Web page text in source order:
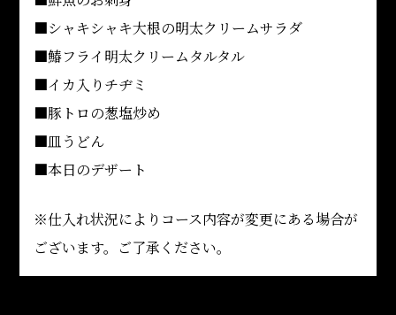
■シャキシャキ大根の明太クリームサラダ
■鰆フライ明太クリームタルタル
■イカ入りチヂミ
■豚トロの葱塩炒め
■皿うどん
■本日のデザート
※仕入れ状況によりコース内容が変更にある場合が
ございます。ご了承ください。